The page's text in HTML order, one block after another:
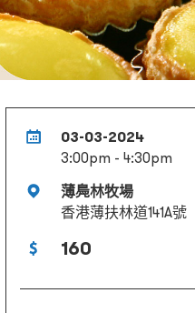
03-03-2024
3:00pm - 4:30pm
薄鳧林牧場
香港薄扶林道141A號
160